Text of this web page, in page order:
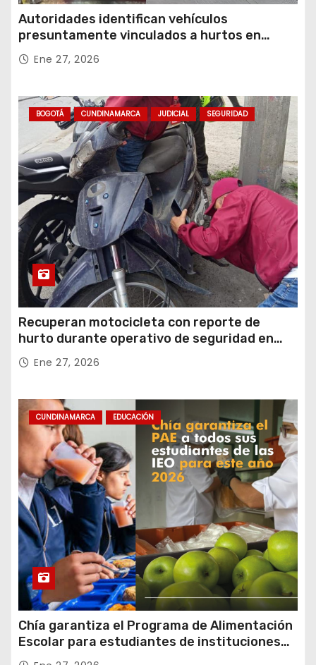
Autoridades identifican vehículos
presuntamente vinculados a hurtos en
conjuntos residenciales de Zipaquirá
Ene 27, 2026
BOGOTÁ CUNDINAMARCA JUDICIAL SEGURIDAD
Recuperan motocicleta con reporte de
hurto durante operativo de seguridad en
Rafael Uribe Uribe
Ene 27, 2026
CUNDINAMARCA EDUCACIÓN
Chía garantiza el Programa de Alimentación
Escolar para estudiantes de instituciones
oficiales